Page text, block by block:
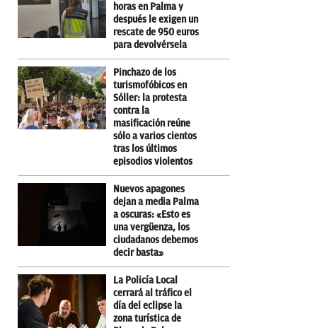
horas en Palma y
después le exigen un
rescate de 950 euros
para devolvérsela
Pinchazo de los
turismofóbicos en
Sóller: la protesta
contra la
masificación reúne
sólo a varios cientos
tras los últimos
episodios violentos
Nuevos apagones
dejan a media Palma
a oscuras: «Esto es
una vergüenza, los
ciudadanos debemos
decir basta»
La Policía Local
cerrará al tráfico el
día del eclipse la
zona turística de